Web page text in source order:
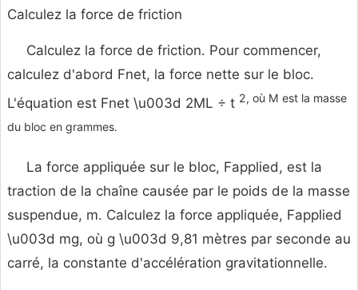
Calculez la force de friction
Calculez la force de friction. Pour commencer,
calculez d'abord Fnet, la force nette sur le bloc.
L'équation est Fnet \u003d 2ML ÷ t 2, où M est la masse
du bloc en grammes.
La force appliquée sur le bloc, Fapplied, est la
traction de la chaîne causée par le poids de la masse
suspendue, m. Calculez la force appliquée, Fapplied
\u003d mg, où g \u003d 9,81 mètres par seconde au
carré, la constante d'accélération gravitationnelle.